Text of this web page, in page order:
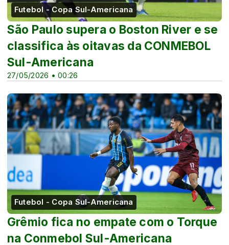
Futebol - Copa Sul-Americana
27/05/2026 • 00:26
São Paulo supera o Boston River e se
classifica às oitavas da CONMEBOL
Sul-Americana
Futebol - Copa Sul-Americana
Grêmio fica no empate com o Torque
na Conmebol Sul-Americana